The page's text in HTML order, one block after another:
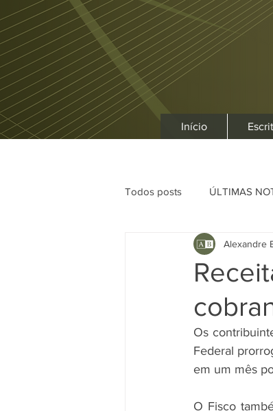
Início
Todos posts ÚLTIMAS
Alexandre
Os
Federal
em um mês
O Fisco